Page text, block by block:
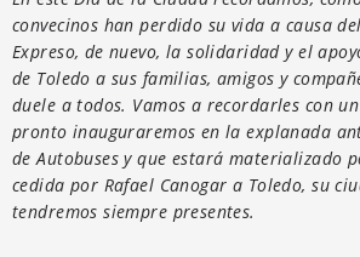
convecinos han perdido su vida a causa
Expreso, de nuevo, la solidaridad y el
de Toledo a sus familias, amigos y
duele a todos. Vamos a recordarles con
pronto inauguraremos en la explanada
de Autobuses y que estará materializado
cedida por Rafael Canogar a Toledo, su
tendremos siempre presentes.